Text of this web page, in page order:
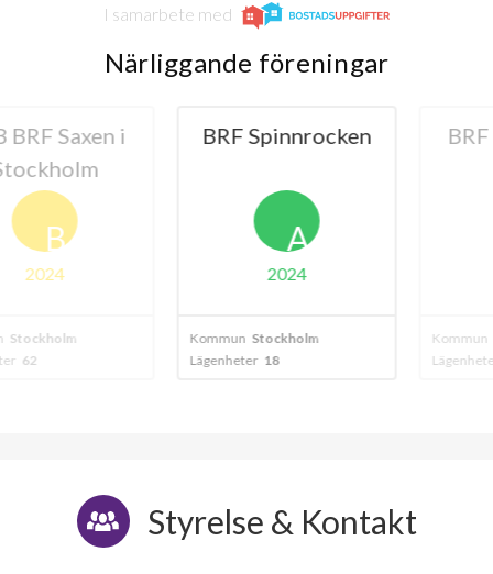
I samarbete med
Närliggande föreningar
Saxen i
B
BRF Spinnrocken
A
Kommun Stockholm
Lägenheter 18
BRF
Kommun
Lägenheter 48
Styrelse & Kontakt